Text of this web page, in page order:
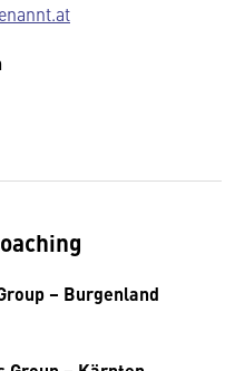
– Burgenland